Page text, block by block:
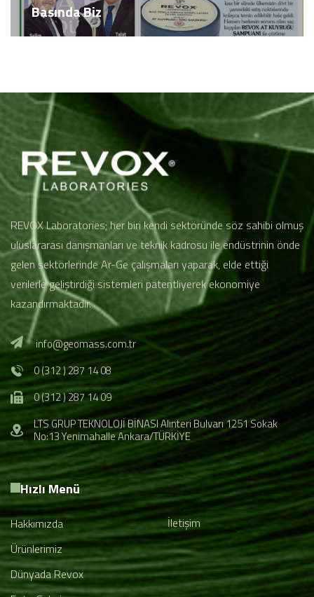
Basında Biz
REVOX Laboratories; her biri kendi sektöründe söz sahibi olmuş
uluslararası danışmanları ve teknik kadrosu ile endüstrinin önde
gelen sektörlerinde Ar-Ge çalışmaları yaparak, elde ettiği
verilerle geliştirdiği sistemleri patentliyerek ekonomiye
kazandırmaktadır.
info@geomass.com.tr
0 (312 ) 287 14 08
0 (312 ) 287 14 09
LTS GRUP TEKNOLOJİ BİNASI Alınteri Bulvarı 1251 Sokak
No:13 Yenimahalle Ankara/TÜRKİYE
Hızlı Menü
Hakkımızda
Ürünlerimiz
Dünyada Revox
İletişim